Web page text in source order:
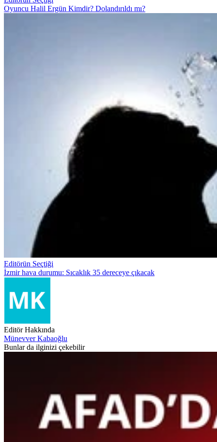
Oyuncu Halil Ergün Kimdir? Dolandırıldı mı?
Editörün Seçtiği
İzmir hava durumu: Sıcaklık 35 dereceye çıkacak
Editör Hakkında
Münevver Kabaoğlu
Bunlar da ilginizi çekebilir